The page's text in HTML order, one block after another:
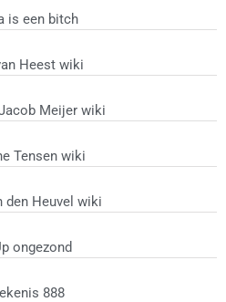
is een bitch
Heest wiki
Meijer wiki
Tensen wiki
den Heuvel wiki
ongezond
888